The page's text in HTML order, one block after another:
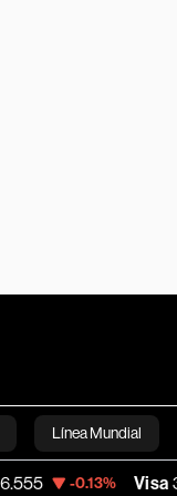
Línea Mundial
Bloomberg
Visa 362.50 -2.15%